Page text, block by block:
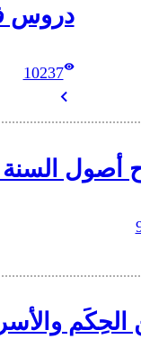
دروس
10237
أصول السنة